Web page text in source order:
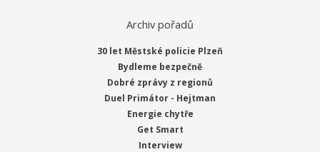
Archiv pořadů
30 let Městské policie Plzeň
Bydleme bezpečně
Dobré zprávy z regionů
Duel Primátor - Hejtman
Energie chytře
Get Smart
Interview